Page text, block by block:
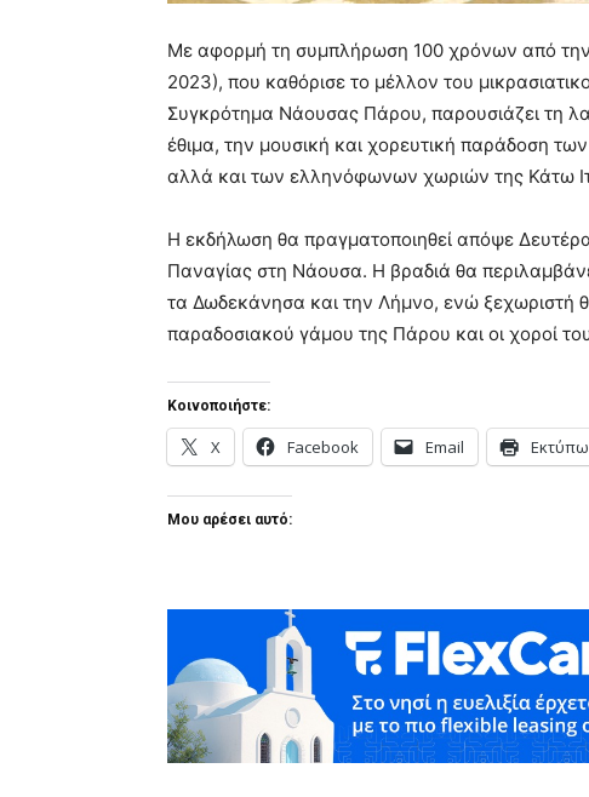
Με αφορμή τη συμπλήρωση 100 χρόνων από
2023), που καθόρισε το μέλλον του
Συγκρότημα Νάουσας Πάρου, παρουσιάζει τη
έθιμα, την μουσική και χορευτική παράδοση
αλλά και των ελληνόφωνων χωριών της Κάτω
Η εκδήλωση θα πραγματοποιηθεί απόψε
Παναγίας στη Νάουσα. Η βραδιά θα
τα Δωδεκάνησα και την Λήμνο, ενώ ξεχωριστή
παραδοσιακού γάμου της Πάρου και οι χοροί
Κοινοποιήστε:
X Facebook Email
Μου αρέσει αυτό: